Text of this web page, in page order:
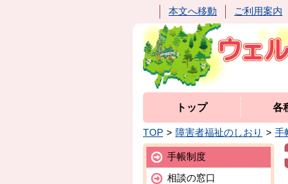
本文へ移動 ご利用案内
トップ 各
TOP 障害者福祉のしおり 手
手帳制度
相談の窓口